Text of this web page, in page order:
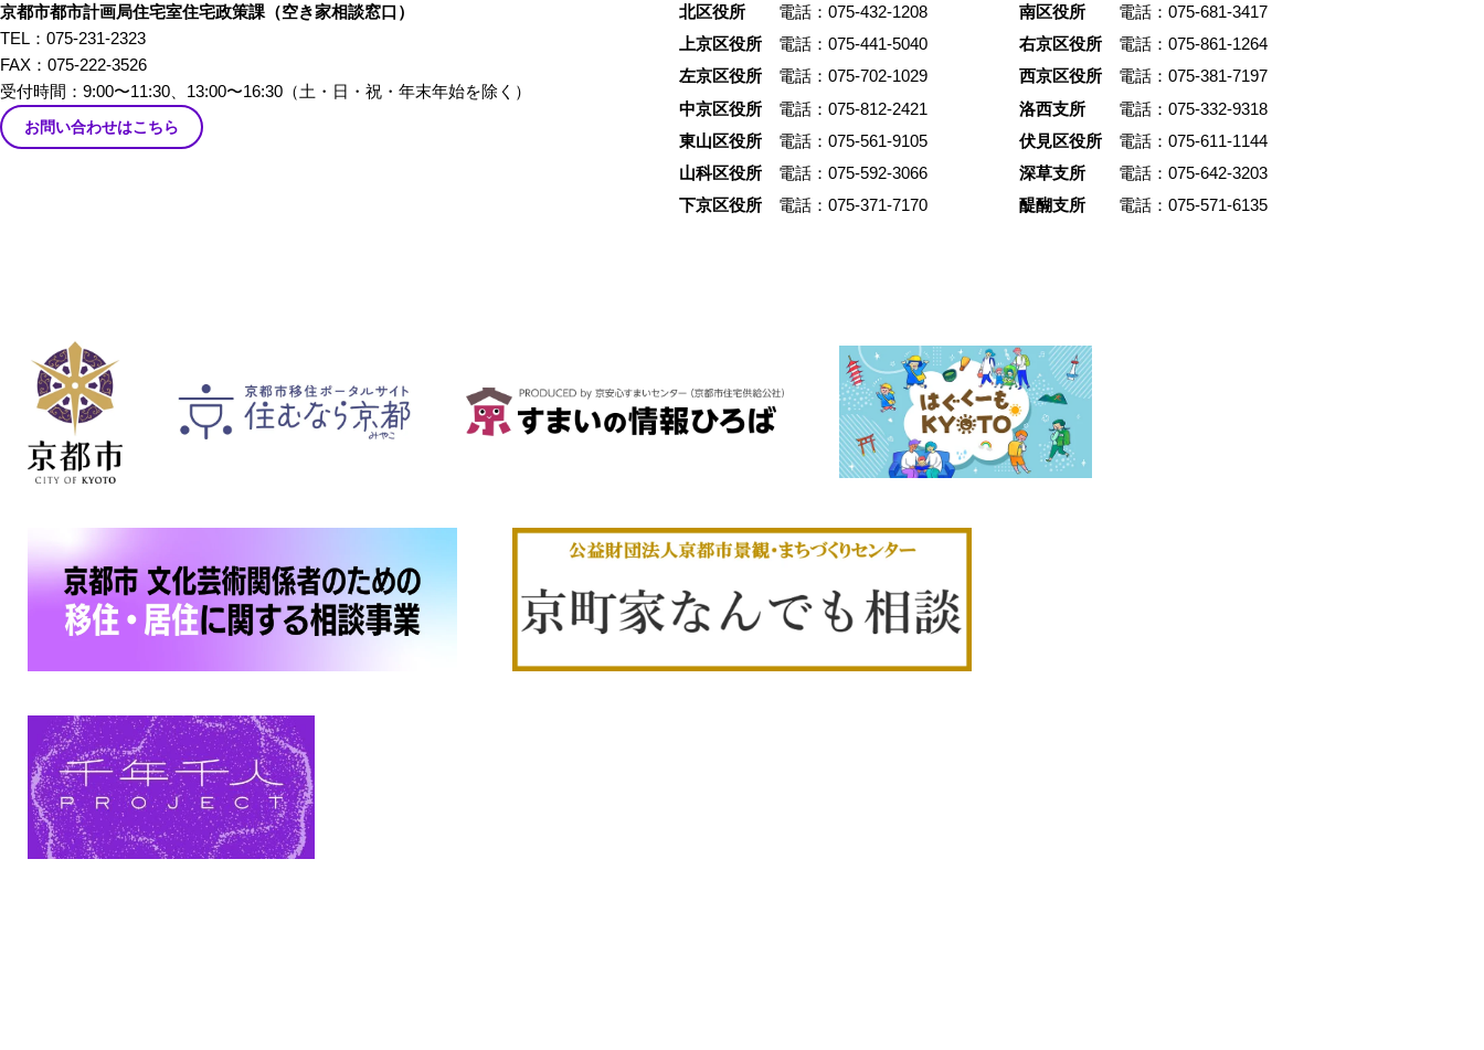
したときにすぐ思い浮かぶ職業の
立させるため、篤史さんが選んだの
は「分母を小さくする」という選択
でした。限られた予算の中で、装飾
するのではなく、合理性の帰結とし
て空間を立ち上げる。そして住まい
と仕事場をひとつにすることで、暮
らしと商いを切り離さずに続けてい
く。 そのあり方は、京都のまちに残
ースタンドに行き、仕事が終わ
銭湯へ、休日は鴨川へ」という
の生活の絵が浮かんだことから
ら自ら進め、解体現場から引き
た大理石や古材を再利用。建物
憶を受け継ぎつつ、住まいと仕
京都市都市計画局住宅室住宅政策課 （空き家相談窓口）
TEL：075-231-2323
FAX：075-222-3526
受付時間：9:00〜11:30、13:00〜16:30 （土・日・祝・年末年始を除く）
お問い合わせはこちら
北区役所
電話：075-432-1208
上京区役所
電話：075-441-5040
左京区役所
電話：075-702-1029
中京区役所
電話：075-812-2421
東山区役所
電話：075-561-9105
山科区役所
電話：075-592-3066
下京区役所
電話：075-371-7170
南区役所
電話：075-681-3417
右京区役所
電話：075-861-1264
西京区役所
電話：075-381-7197
洛西支所
電話：075-332-9318
伏見区役所
電話：075-611-1144
深草支所
電話：075-642-3203
醍醐支所
電話：075-571-6135